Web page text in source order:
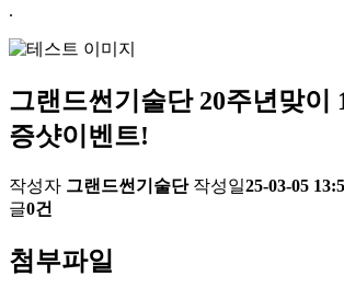
.
그랜드썬기술단 20주년맞이
증샷이벤트!
작성자 그랜드썬기술단 작성일25-03-05
글0건
첨부파일